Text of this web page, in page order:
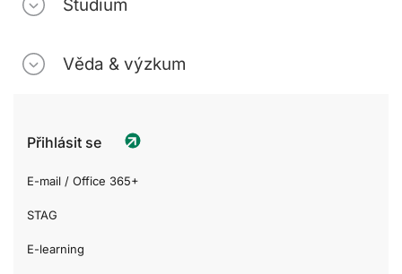
Studium
Věda & výzkum
Přihlásit se
E-mail / Office 365+
STAG
E-learning